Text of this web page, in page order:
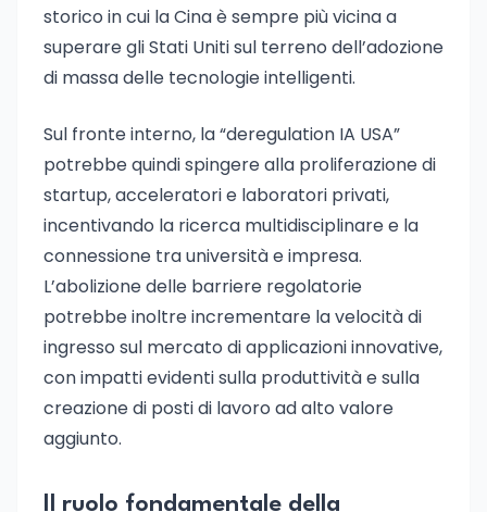
storico in cui la Cina è sempre più vicina a
superare gli Stati Uniti sul terreno dell’adozione
di massa delle tecnologie intelligenti.
Sul fronte interno, la “deregulation IA USA”
potrebbe quindi spingere alla proliferazione di
startup, acceleratori e laboratori privati,
incentivando la ricerca multidisciplinare e la
connessione tra università e impresa.
L’abolizione delle barriere regolatorie
potrebbe inoltre incrementare la velocità di
ingresso sul mercato di applicazioni innovative,
con impatti evidenti sulla produttività e sulla
creazione di posti di lavoro ad alto valore
aggiunto.
Il ruolo fondamentale della